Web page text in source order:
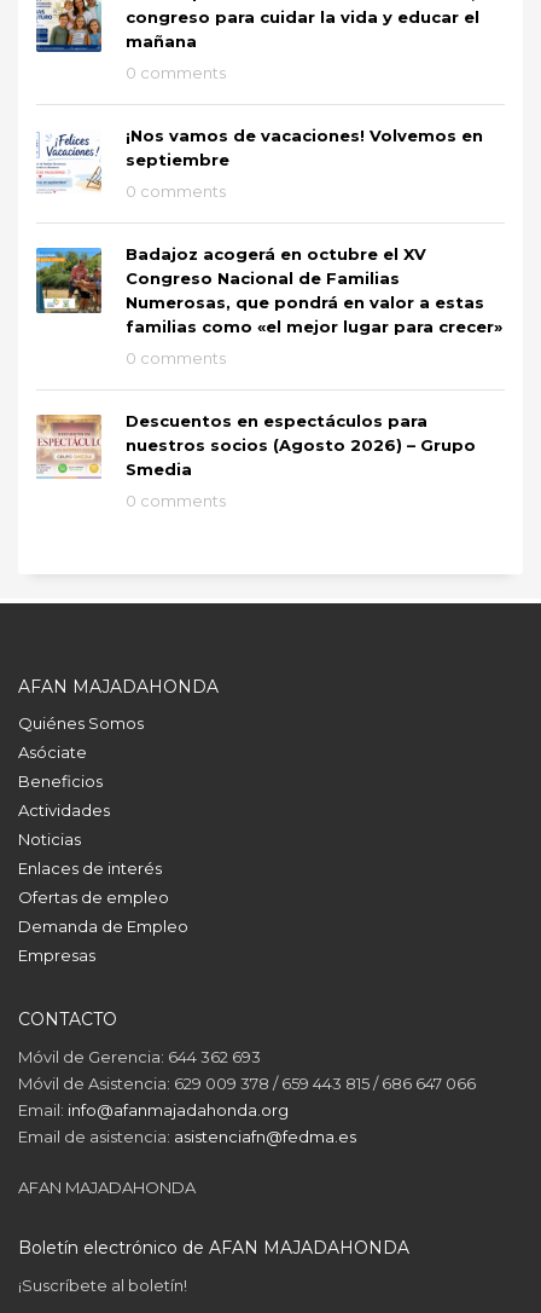
congreso para cuidar la vida y educar el
mañana
0 comments
¡Nos vamos de vacaciones! Volvemos en
septiembre
0 comments
Badajoz acogerá en octubre el XV
Congreso Nacional de Familias
Numerosas, que pondrá en valor a estas
familias como «el mejor lugar para crecer»
0 comments
Descuentos en espectáculos para
nuestros socios (Agosto 2026) – Grupo
Smedia
0 comments
AFAN MAJADAHONDA
Quiénes Somos
Asóciate
Beneficios
Actividades
Noticias
Enlaces de interés
Ofertas de empleo
Demanda de Empleo
Empresas
CONTACTO
Móvil de Gerencia: 644 362 693
Móvil de Asistencia: 629 009 378 / 659 443 815 / 686 647 066
Email: info@afanmajadahonda.org
Email de asistencia: asistenciafn@fedma.es
AFAN MAJADAHONDA
Boletín electrónico de AFAN MAJADAHONDA
¡Suscríbete al boletín!